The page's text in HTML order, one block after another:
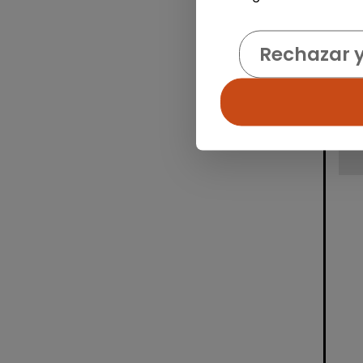
Rechazar